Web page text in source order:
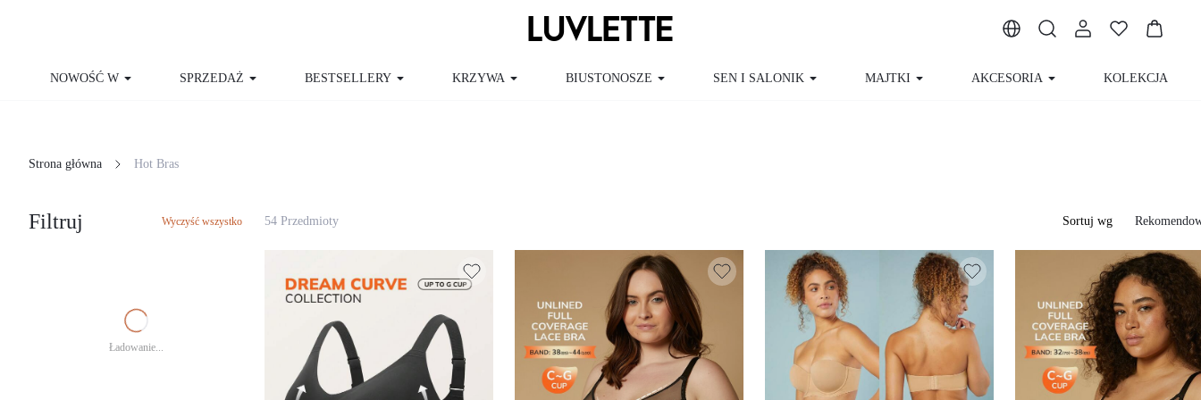
NOWOŚĆ W SPRZEDAŻ BESTSELLERY KRZYWA BIUSTONOSZE SEN I SALONIK MAJTKI AKCESORIA KOLEKCJA
Strona główna Hot Bras
Filtruj Wyczyść wszystko
Ładowanie...
54 Przedmioty Sortuj wg